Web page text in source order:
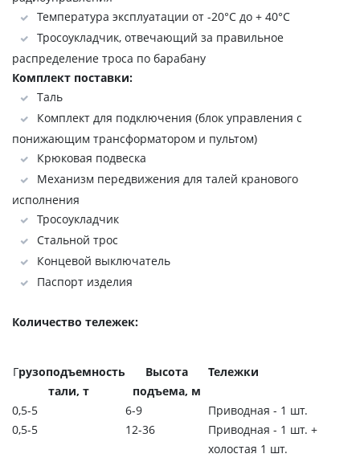
Температура эксплуатации от -20°C до + 40°C
Тросоукладчик, отвечающий за правильное
распределение троса по барабану
Комплект поставки:
Таль
Комплект для подключения (блок управления с
понижающим трансформатором и пультом)
Крюковая подвеска
Механизм передвижения для талей кранового
исполнения
Тросоукладчик
Стальной трос
Концевой выключатель
Паспорт изделия
Количество тележек:
Грузоподъемность
тали, т
Высота
подъема, м
Тележки
0,5-5 6-9
Приводная - 1 шт.
0,5-5
12-36
Приводная - 1 шт. +
холостая 1 шт.